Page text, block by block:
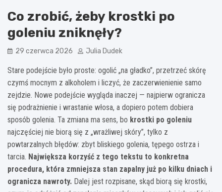
Co zrobić, żeby krostki po
goleniu zniknęły?
29 czerwca 2026 Julia Dudek
Stare podejście było proste: ogolić „na gładko”, przetrzeć skórę
czymś mocnym z alkoholem i liczyć, że zaczerwienienie samo
zejdzie. Nowe podejście wygląda inaczej — najpierw ogranicza
się podrażnienie i wrastanie włosa, a dopiero potem dobiera
sposób golenia. Ta zmiana ma sens, bo krostki po goleniu
najczęściej nie biorą się z „wrażliwej skóry”, tylko z
powtarzalnych błędów: zbyt bliskiego golenia, tępego ostrza i
tarcia. Największa korzyść z tego tekstu to konkretna
procedura, która zmniejsza stan zapalny już po kilku dniach i
ogranicza nawroty. Dalej jest rozpisane, skąd biorą się krostki,